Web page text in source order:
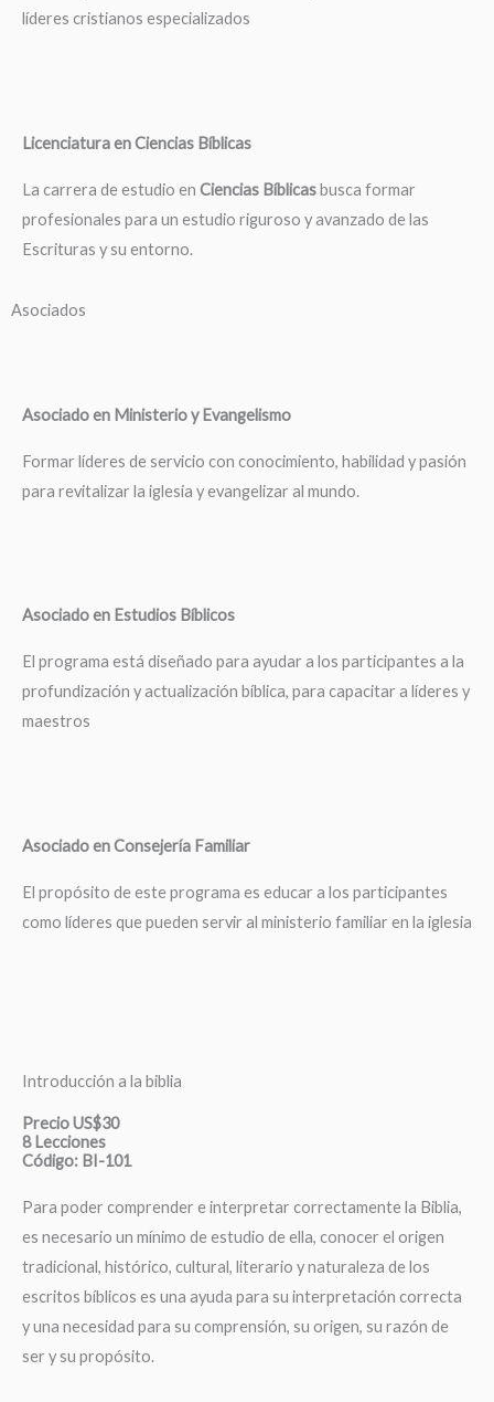
líderes cristianos especializados
Licenciatura en Ciencias Bíblicas
La carrera de estudio en Ciencias Bíblicasbusca formar
profesionales para un estudio riguroso y avanzado de las
Escrituras y su entorno.
Asociados
Asociado en Ministerio y Evangelismo
Formar líderes de servicio con conocimiento, habilidad y pasión
para revitalizar la iglesia y evangelizar al mundo.
Asociado en Estudios Bíblicos
El programa está diseñado para ayudar a los participantes a la
profundización y actualización bíblica, para capacitar a líderes y
maestros
Asociado en Consejería Familiar
El propósito de este programa es educar a los participantes
como líderes que pueden servir al ministerio familiar en la iglesia
Introducción a la biblia
Precio US$30
8 Lecciones
Código: BI-101
Para poder comprender e interpretar correctamente la Biblia,
es necesario un mínimo de estudio de ella, conocer el origen
tradicional, histórico, cultural, literario y naturaleza de los
escritos bíblicos es una ayuda para su interpretación correcta
y una necesidad para su comprensión, su origen, su razón de
ser y su propósito.